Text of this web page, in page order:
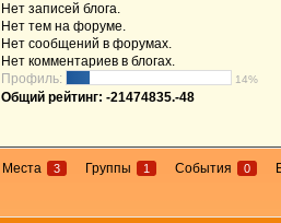
Нет записей блога.
Нет тем на форуме.
Нет сообщений в форумах.
Нет комментариев в блогах.
Профиль:
14%
Общий рейтинг: -21474835.-48
Места 3 Группы 1 События 0